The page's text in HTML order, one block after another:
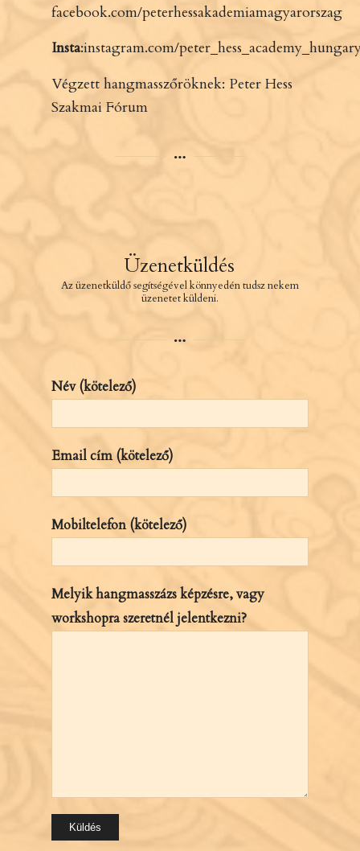
facebook.com/peterhessakademiamagyarorszag
Insta:instagram.com/
Végzett hangmasszőröknek: Peter Hess
Szakmai Fórum
Üzenetküldés
Az üzenetküldő segítségével könnyedén tudsz nekem
üzenetet küldeni.
Név (kötelező)
Email cím (kötelező)
Mobiltelefon (kötelező)
Melyik hangmasszázs képzésre, vagy
workshopra szeretnél jelentkezni?